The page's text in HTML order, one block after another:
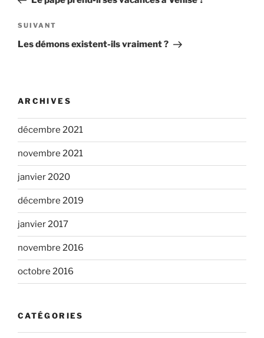
l’article
Article
suivant
SUIVANT
Les démons existent-ils vraiment ?
ARCHIVES
décembre 2021
novembre 2021
janvier 2020
décembre 2019
janvier 2017
novembre 2016
octobre 2016
CATÉGORIES